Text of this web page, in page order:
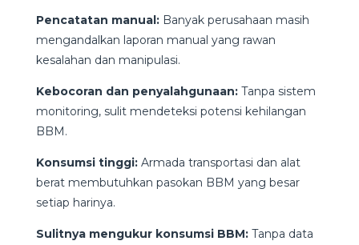
Pencatatan manual:Banyak perusahaan masih
mengandalkan laporan manual yang rawan
kesalahan dan manipulasi.
Kebocoran dan penyalahgunaan:Tanpa sistem
monitoring, sulit mendeteksi potensi kehilangan
BBM.
Konsumsi tinggi:Armada transportasi dan alat
berat membutuhkan pasokan BBM yang besar
setiap harinya.
Sulitnya mengukur konsumsi BBM:Tanpa data